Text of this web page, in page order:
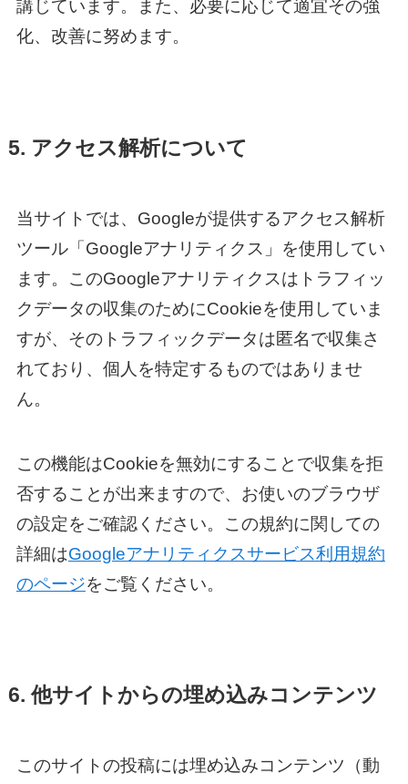
講じています。また、必要に応じて適宜その強
化、改善に努めます。
5. アクセス解析について
当サイトでは、Googleが提供するアクセス解析
ツール「Googleアナリティクス」を使用してい
ます。このGoogleアナリティクスはトラフィッ
クデータの収集のためにCookieを使用していま
すが、そのトラフィックデータは匿名で収集さ
れており、個人を特定するものではありませ
ん。
この機能はCookieを無効にすることで収集を拒
否することが出来ますので、お使いのブラウザ
の設定をご確認ください。この規約に関しての
詳細はGoogleアナリティクスサービス利用規約
のページをご覧ください。
6. 他サイトからの埋め込みコンテンツ
このサイトの投稿には埋め込みコンテンツ（動